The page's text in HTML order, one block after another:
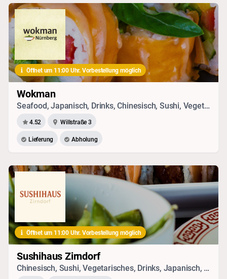
Öffnet um 11:00 Uhr. Vorbestellung möglich
Wokman
Seafood, Japanisch, Drinks, Chinesisch, Sushi, Vegetarisches, Vietnamesisch, Thai
4.52 Willstraße 3
Lieferung Abholung
Öffnet um 11:00 Uhr. Vorbestellung möglich
Sushihaus Zirndorf
Chinesisch, Sushi, Vegetarisches, Drinks, Japanisch, Vietnamesisch, Pizza, Thai, Seafood